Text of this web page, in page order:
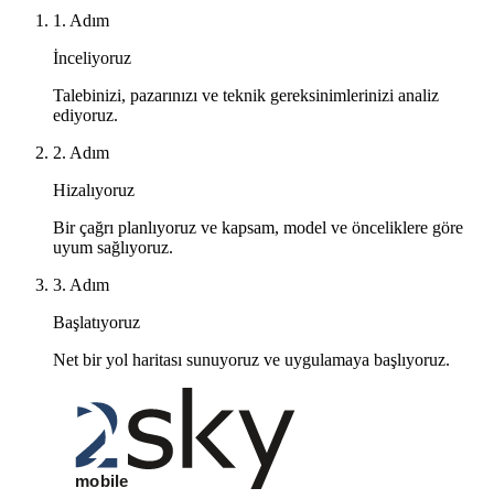
1. Adım
İnceliyoruz
Talebinizi, pazarınızı ve teknik gereksinimlerinizi analiz
ediyoruz.
2. Adım
Hizalıyoruz
Bir çağrı planlıyoruz ve kapsam, model ve önceliklere göre
uyum sağlıyoruz.
3. Adım
Başlatıyoruz
Net bir yol haritası sunuyoruz ve uygulamaya başlıyoruz.